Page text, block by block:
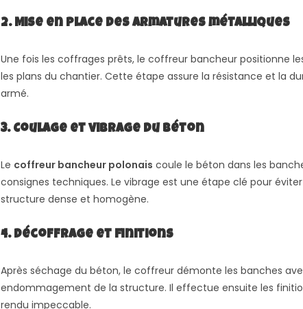
2. Mise en place des armatures métalliques
Une fois les coffrages prêts, le coffreur bancheur positionne
les plans du chantier. Cette étape assure la résistance et la
armé.
3. Coulage et vibrage du béton
Le coffreur bancheur polonais coule le béton dans les
consignes techniques. Le vibrage est une étape clé pour
structure dense et homogène.
4. Décoffrage et finitions
Après séchage du béton, le coffreur démonte les banches
endommagement de la structure. Il effectue ensuite les
rendu impeccable.